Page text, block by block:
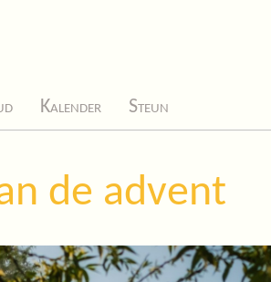
Kalender Steun
de advent